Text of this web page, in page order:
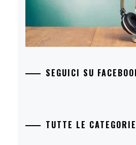
SEGUICI SU
TUTTE LE CATEGORIE